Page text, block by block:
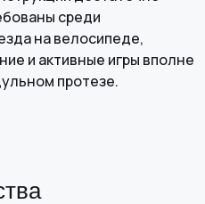
среди
на велосипеде,
и активные игры вполне
протезе.